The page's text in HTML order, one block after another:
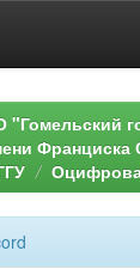
"Гомельский